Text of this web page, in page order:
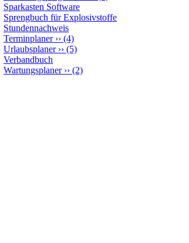
Sparkasten Software
Sprengbuch für Explosivstoffe
Stundennachweis
Terminplaner›› (4)
Urlaubsplaner›› (5)
Verbandbuch
Wartungsplaner›› (2)